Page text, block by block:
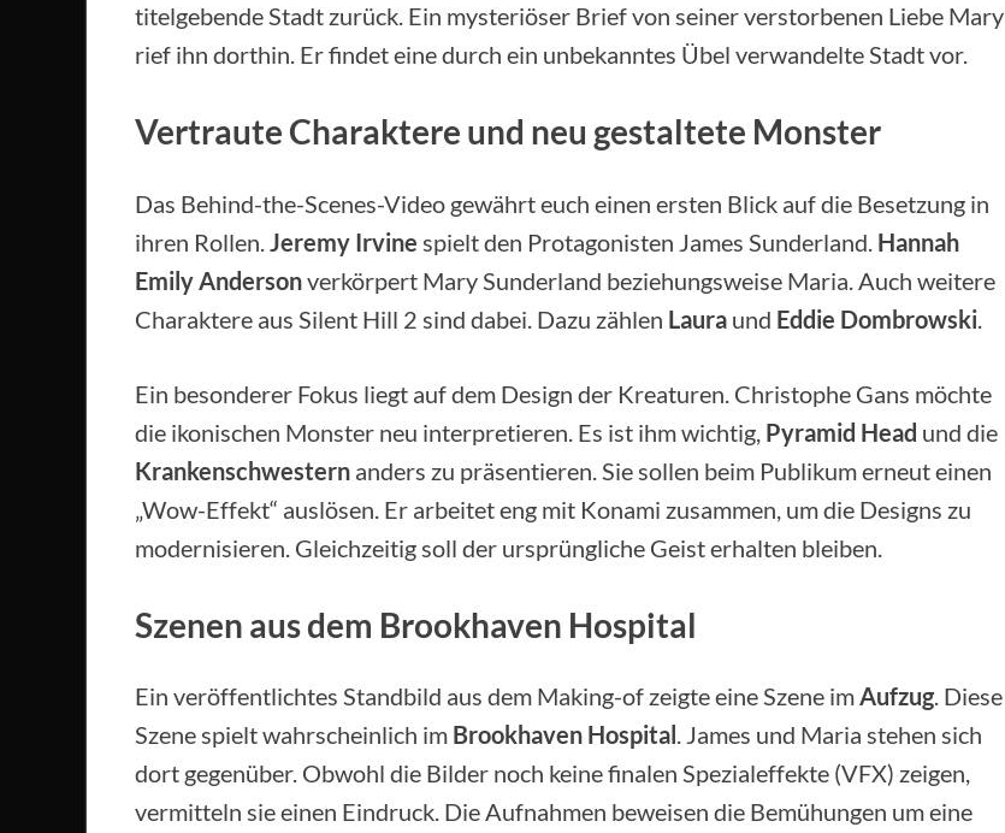
titelgebende Stadt zurück. Ein mysteriöser Brief von seiner verstorbenen Liebe Mary
rief ihn dorthin. Er findet eine durch ein unbekanntes Übel verwandelte Stadt vor.
Vertraute Charaktere und neu gestaltete Monster
Das Behind-the-Scenes-Video gewährt euch einen ersten Blick auf die Besetzung in
ihren Rollen. Jeremy Irvine spielt den Protagonisten James Sunderland. Hannah
Emily Andersonverkörpert Mary Sunderland beziehungsweise Maria. Auch weitere
Charaktere aus Silent Hill 2 sind dabei. Dazu zählen Laura und Eddie Dombrowski
Ein besonderer Fokus liegt auf dem Design der Kreaturen. Christophe Gans möchte
die ikonischen Monster neu interpretieren. Es ist ihm wichtig, Pyramid Head und die
Krankenschwestern anders zu präsentieren. Sie sollen beim Publikum erneut einen
„Wow-Effekt“ auslösen. Er arbeitet eng mit Konami zusammen, um die Designs zu
modernisieren. Gleichzeitig soll der ursprüngliche Geist erhalten bleiben.
Szenen aus dem Brookhaven Hospital
Ein veröffentlichtes Standbild aus dem Making-of zeigte eine Szene im Aufzug. Diese
Szene spielt wahrscheinlich im Brookhaven Hospital . James und Maria stehen sich
dort gegenüber. Obwohl die Bilder noch keine finalen Spezialeffekte (VFX) zeigen,
vermitteln sie einen Eindruck. Die Aufnahmen beweisen die Bemühungen um eine